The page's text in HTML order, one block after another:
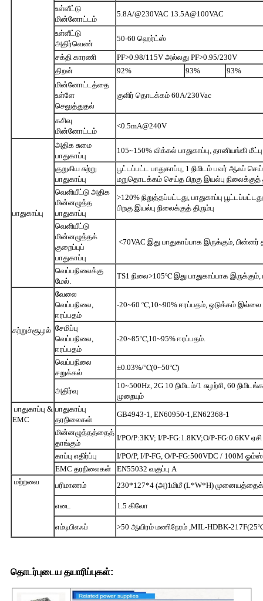
உள்ளீட்டு
மின்னோட்டம்
5.8A/@230VAC 13.5A@100VAC
உள்ளீட்டு
அதிர்வெண்
50-60 ஹெர்ட்ஸ்
சக்தி காரணி
PF>0.98/115V அல்லது PF>0.95/230V
திறன்
92% 93%
93%
மின்னோட்டத்தை
உள்ளே
செலுத்துதல்
குளிர் தொடக்கம் 60A/230Vac
கசிவு
மின்னோட்டம்
<0.5mA@240V
பாதுகாப்பு
அதிக சுமை
பாதுகாப்பு
105~150% விக்கல் பாதுகாப்பு, தானியங்கி மீட்பு
குறுகிய சுற்று
பாதுகாப்பு
பூட்டப்பட்ட பாதுகாப்பு, 1 நிமிடம் பவர் ஆஃப்
மறுதொடக்கம் செய்த பிறகு இயல்பு நிலைக்குத்
வெளியீட்டு அதிக
மின்னழுத்த
பாதுகாப்பு
>120% நிறுத்தப்பட்டது, பாதுகாப்பு
பிறகு இயல்பு நிலைக்குத் திரும்பு
வெளியீட்டு
மின்னழுத்தக்
குறைப்புப்
பாதுகாப்பு
<70VAC இது பாதுகாப்பாக இருக்கும், பின்னர்
வெப்பநிலைக்கு
மேல்.
TS1 நிலை>105℃ இது பாதுகாப்பாக
சுற்றுச்சூழல்
வேலை
வெப்பநிலை,
ஈரப்பதம்
-20~60 ℃,10~90% ஈரப்பதம், ஒடுக்கம் இல்லை
சேமிப்பு
வெப்பநிலை,
ஈரப்பதம்
-20~85℃,10~95% ஈரப்பதம்.
வெப்பநிலை
சறுக்கல்
±0.03%/℃(0~50℃)
அதிர்வு
10~500Hz, 2G 10 நிமிடம்/1 சுழற்சி, 60
முறையும்
பாதுகாப்பு &
EMC
பாதுகாப்பு
தரநிலைகள்
GB4943-1, EN60950-1,EN62368-1
மின்னழுத்தத்தைத்
தாங்கும்
I/PO/P:3KV; I/P-FG:1.8KV;O/P-FG:0.6KV ஏசி
காப்பு எதிர்ப்பு
I/PO/P, I/P-FG, O/P-FG:500VDC / 100M ஓம்ஸ்
EMC தரநிலைகள்
EN55032 வகுப்பு A
மற்றவை
பரிமாணம் 230*127*4 (அ)1மிமீ (L*W*H)
எடை 1.5 கிலோ
எம்டிபிஎஃப் >50 ஆயிரம் மணிநேரம் ,MIL-HDBK-
தொடர்புடைய தயாரிப்புகள்: